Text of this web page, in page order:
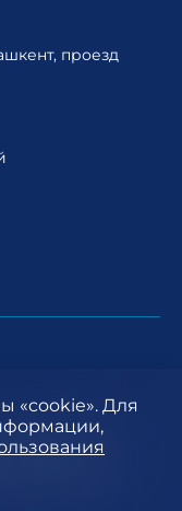
«cookie». Для
проезд
сайт